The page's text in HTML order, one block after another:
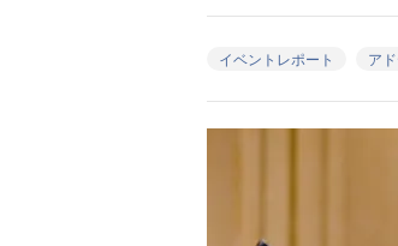
イベントレポート ア